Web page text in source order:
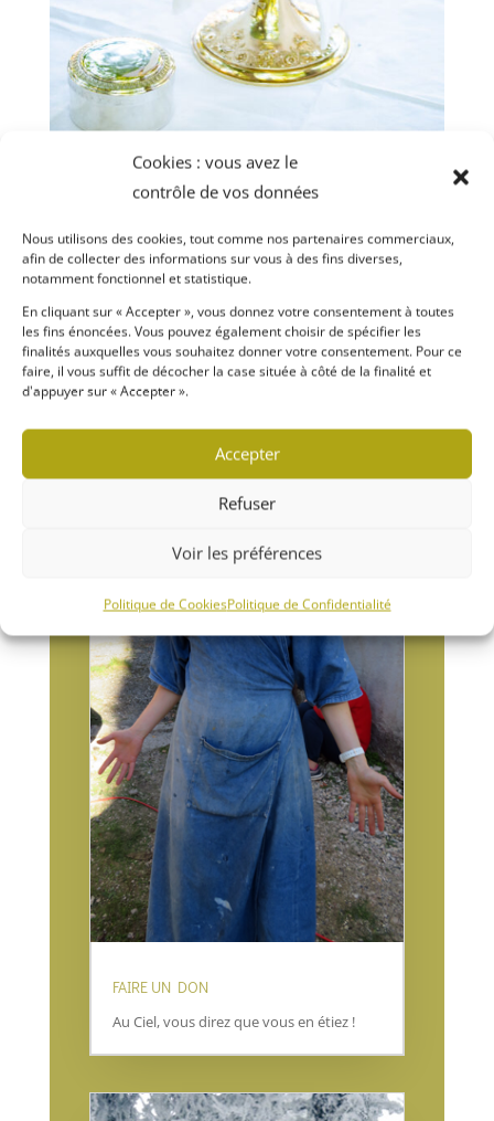
Cookies : vous avez le
contrôle de vos données
Nous utilisons des cookies, tout comme nos partenaires commerciaux,
afin de collecter des informations sur vous à des fins diverses,
notamment fonctionnel et statistique.
En cliquant sur « Accepter », vous donnez votre consentement à toutes
les fins énoncées. Vous pouvez également choisir de spécifier les
finalités auxquelles vous souhaitez donner votre consentement. Pour ce
faire, il vous suffit de décocher la case située à côté de la finalité et
d'appuyer sur « Accepter ».
Accepter
Refuser
Voir les préférences
Politique de CookiesPolitique de Confidentialité
Découvrir la Communauté
FAIRE UN DON
Au Ciel, vous direz que vous en étiez !